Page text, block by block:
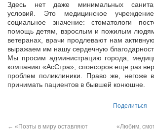
Здесь нет даже минимальных
условий. Это медицинское
социальное значение: стоматологи
помощь детям, взрослым и пожилым
ветеранах, врачи продлевают нам
выражаем им нашу сердечную
Мы просим администрацию города,
компанию «АсСтра», спонсоров еще раз
проблем поликлиники. Право же, негоже
принимать пациентов в бывшей конюшне.
Поделиться
← «Поэты в миру оставляют
«Любим,